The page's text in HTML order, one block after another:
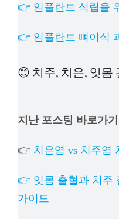
👉 임플란트 식립을
👉 임플란트 뼈이식
😊 치주, 치은, 잇몸
지난 포스팅 바로가기
👉 치은염 vs 치주염
👉 잇몸 출혈과 치주
가이드